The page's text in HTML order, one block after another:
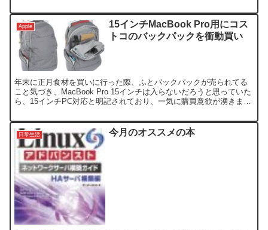
Apple
15インチMacBook Pro用にコス
トコのバックパックを衝動買い
年末に正月食材を買いに行った際、ふとバックパックが売られてる
こと気づき、MacBook Pro 15インチは入らないだろうと思っていた
ら、15インチPC対応と明記されており、一気に購買意欲が湧きまし
日常生活 今月のオススメの本